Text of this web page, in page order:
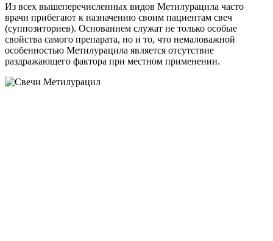
Из всех вышеперечисленных видов Метилурацила часто
врачи прибегают к назначению своим пациентам свеч
(суппозиториев). Основанием служат не только особые
свойства самого препарата, но и то, что немаловажной
особенностью Метилурацила является отсутствие
раздражающего фактора при местном применении.